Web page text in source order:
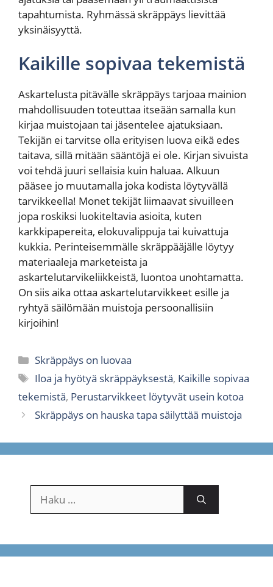
tapahtumista. Ryhmässä skräppäys lievittää
yksinäisyyttä.
Kaikille sopivaa tekemistä
Askartelusta pitävälle skräppäys tarjoaa mainion
mahdollisuuden toteuttaa itseään samalla kun
kirjaa muistojaan tai jäsentelee ajatuksiaan.
Tekijän ei tarvitse olla erityisen luova eikä edes
taitava, sillä mitään sääntöjä ei ole. Kirjan sivuista
voi tehdä juuri sellaisia kuin haluaa. Alkuun
pääsee jo muutamalla joka kodista löytyvällä
tarvikkeella! Monet tekijät liimaavat sivuilleen
jopa roskiksi luokiteltavia asioita, kuten
karkkipapereita, elokuvalippuja tai kuivattuja
kukkia. Perinteisemmälle skräppääjälle löytyy
materiaaleja marketeista ja
askartelutarvikeliikkeistä, luontoa unohtamatta.
On siis aika ottaa askartelutarvikkeet esille ja
ryhtyä säilömään muistoja persoonallisiin
kirjoihin!
Kategoriat
Skräppäys on luovaa
Avainsanat
Iloa ja hyötyä skräppäyksestä, Kaikille sopivaa
tekemistä, Perustarvikkeet löytyvät usein kotoa
Skräppäys on hauska tapa säilyttää muistoja
Haku: